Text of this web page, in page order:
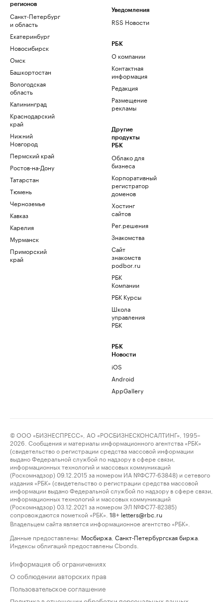
регионов
Санкт-Петербург
и область
Екатеринбург
Новосибирск
Омск
Башкортостан
Вологодская
область
Калининград
Краснодарский
край
Нижний
Новгород
Пермский край
Ростов-на-Дону
Татарстан
Тюмень
Черноземье
Кавказ
Карелия
Мурманск
Приморский
край
Уведомления
RSS Новости
РБК
О компании
Контактная
информация
Редакция
Размещение
рекламы
Другие
продукты
РБК
Облако для
бизнеса
Корпоративный
регистратор
доменов
Хостинг
сайтов
Рег.решения
Знакомства
Сайт
знакомств
podbor.ru
РБК
Компании
РБК Курсы
Школа
управления
РБК
РБК
Новости
iOS
Android
AppGallery
© ООО «БИЗНЕСПРЕСС», АО «РОСБИЗНЕСКОНСАЛТИНГ», 1995–
2026. Сообщения и материалы информационного агентства «РБК»
(свидетельство о регистрации средства массовой информации
выдано Федеральной службой по надзору в сфере связи,
информационных технологий и массовых коммуникаций
(Роскомнадзор) 09.12.2015 за номером ИА №ФС77-63848) и сетевого
издания «РБК» (свидетельство о регистрации средства массовой
информации выдано Федеральной службой по надзору в сфере связи,
информационных технологий и массовых коммуникаций
(Роскомнадзор) 03.12.2021 за номером ЭЛ №ФС77-82385)
сопровождаются пометкой «РБК».
18+ letters@rbc.ru
Владельцем сайта является информационное агентство «РБК».
Данные предоставлены: Мосбиржа Санкт-Петербургская биржа
Индексы облигаций предоставлены Cbonds.
Информация об ограничениях
О соблюдении авторских прав
Пользовательское соглашение